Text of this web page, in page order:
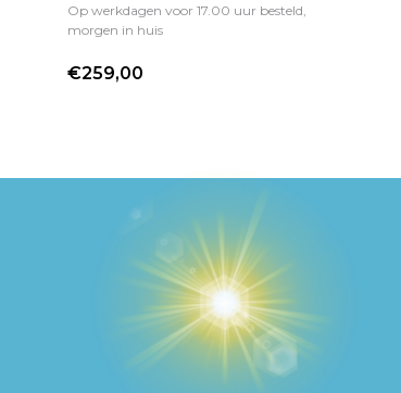
Op werkdagen voor 17.00 uur besteld,
morgen in huis
€259,00